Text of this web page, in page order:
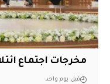
مخرجات اجتماع
قبل يوم واحد